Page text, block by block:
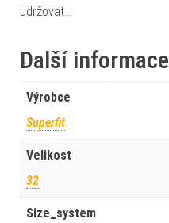
udržovat…
Další informace
Výrobce
Superfit
Velikost
32
Size_system